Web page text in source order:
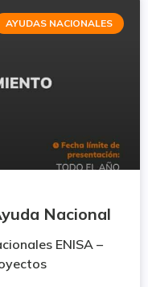
AYUDAS NACIONALES
Nacional
ENISA –